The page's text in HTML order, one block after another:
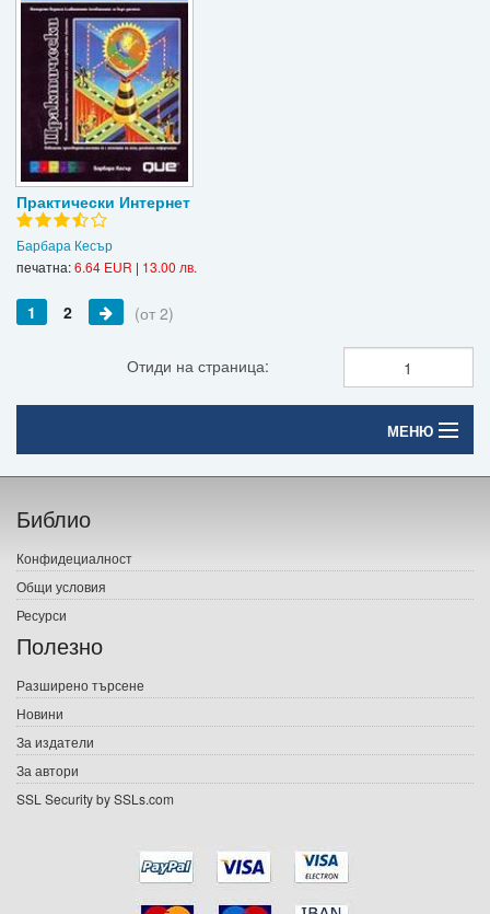
Практически Интернет
Барбара Кесър
печатна:6.64 EUR | 13.00 лв.
1 2 (от 2)
Отиди на страница:
МЕНЮ
Начало
Печатни книги
Електронни книги
Е-списания
Подаръци
Ваучери
Библио
Конфидециалност
Общи условия
Ресурси
Полезно
Разширено търсене
Новини
За издатели
За автори
SSL Security by SSLs.com